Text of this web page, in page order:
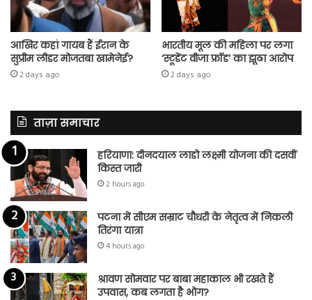
आखिर कहां गायब हैं ईरान के
सुप्रीम लीडर मोजतबा खामेनेई?
2 days ago
भारतीय मूल की महिला पर लगा
‘स्टूडेंट वीजा फ्रॉड’ का झूठा आरोप
2 days ago
ताज़ा समाचार
हरियाणा: दीनदयाल लाडो लक्ष्मी योजना की दसवीं
किस्त जारी
2 hours ago
पटना में सीएम सम्राट चौधरी के नेतृत्व में निकली
तिरंगा यात्रा
4 hours ago
श्रावण सोमवार पर बाबा महाकाल भी रखते हैं
उपवास, कब लगता है भोग?